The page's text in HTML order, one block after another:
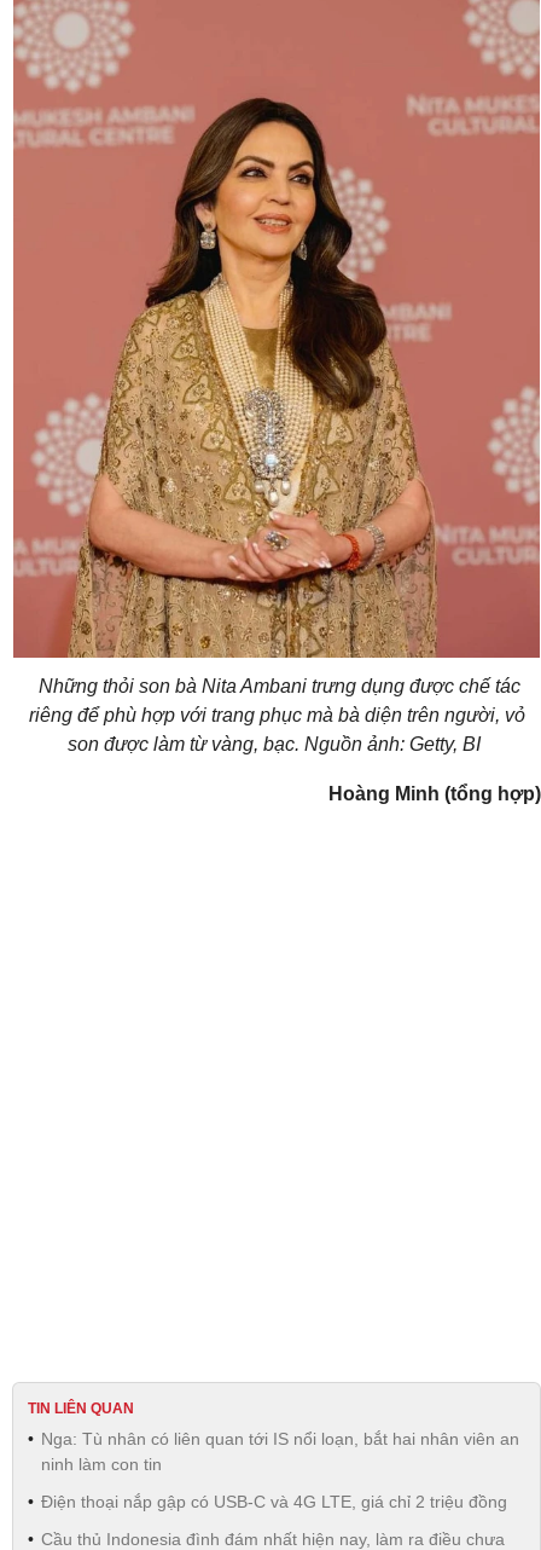
Những thỏi son bà Nita Ambani trưng dụng được chế tác
riêng để phù hợp với trang phục mà bà diện trên người, vỏ
son được làm từ vàng, bạc. Nguồn ảnh: Getty, BI
Hoàng Minh (tổng hợp)
TIN LIÊN QUAN
Nga: Tù nhân có liên quan tới IS nổi loạn, bắt hai nhân viên an
ninh làm con tin
Điện thoại nắp gập có USB-C và 4G LTE, giá chỉ 2 triệu đồng
Cầu thủ Indonesia đình đám nhất hiện nay, làm ra điều chưa